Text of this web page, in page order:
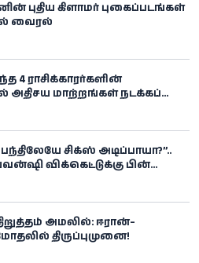
புதிய கிளாமர் புகைப்படங்கள்
வைரல்
4 ராசிக்காரர்களின்
அதிசய மாற்றங்கள் நடக்கப்
பந்திலேயே சிக்ஸ் அடிப்பாயா?”..
விக்கெட்டுக்கு பின்
அமலில்: ஈரான்–
திருப்புமுனை!